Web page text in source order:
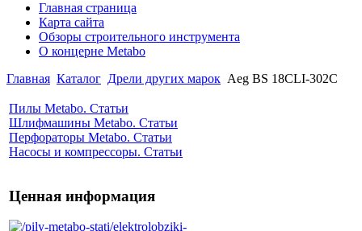
Главная страница
Карта сайта
Обзоры строительного инструмента
О концерне Metabo
Главная Каталог Дрели других марок Aeg BS 18CLI-302C
Пилы Metabo. Статьи
Шлифмашины Metabo. Статьи
Перфораторы Metabo. Статьи
Насосы и компрессоры. Статьи
Ценная информация